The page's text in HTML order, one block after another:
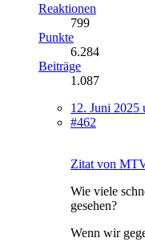
Reaktionen
799
Punkte
6.284
Beiträge
1.087
12. Juni 2025
#462
Zitat von
Wie viele
gesehen?
Wenn wir